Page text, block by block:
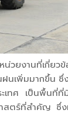
ยงานที่เกี่ยว
ฝนเพิ่มมากขึ้น
เทศ เป็นพื้นที่
สตร์ที่สำคัญ ซึ่